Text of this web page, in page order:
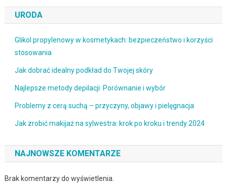
URODA
Glikol propylenowy w kosmetykach: bezpieczeństwo i korzyści
stosowania
Jak dobrać idealny podkład do Twojej skóry
Najlepsze metody depilacji: Porównanie i wybór
Problemy z cerą suchą – przyczyny, objawy i pielęgnacja
Jak zrobić makijaż na sylwestra: krok po kroku i trendy 2024
NAJNOWSZE KOMENTARZE
Brak komentarzy do wyświetlenia.